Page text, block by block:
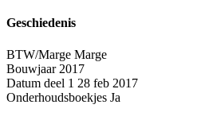
Geschiedenis
BTW/Marge Marge
Bouwjaar 2017
Datum deel 1 28 feb 2017
Onderhoudsboekjes Ja